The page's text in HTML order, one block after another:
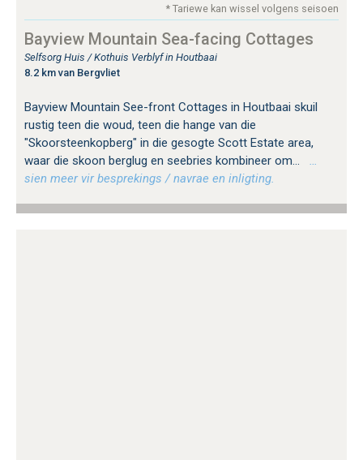
* Tariewe kan wissel volgens seisoen
Bayview Mountain Sea-facing Cottages
Selfsorg Huis / Kothuis Verblyf in Houtbaai
8.2 km van Bergvliet
Bayview Mountain See-front Cottages in Houtbaai skuil
rustig teen die woud, teen die hange van die
"Skoorsteenkopberg" in die gesogte Scott Estate area,
waar die skoon berglug en seebries kombineer om...
sien meer vir besprekings / navrae en inligting.